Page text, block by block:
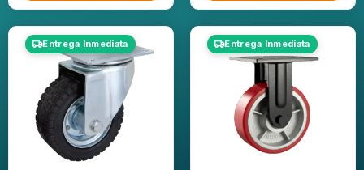
Entrega Inmediata Entrega Inmediata